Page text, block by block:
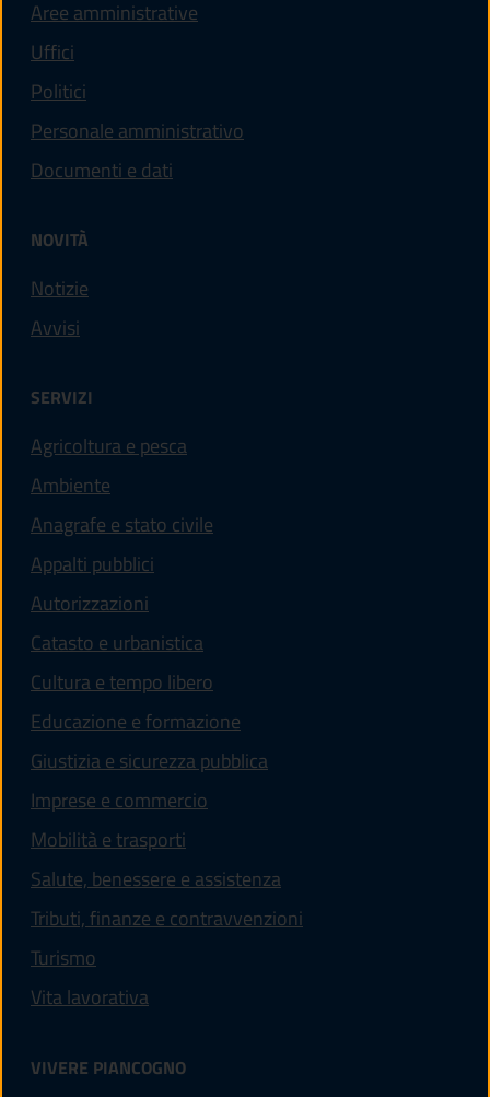
Aree amministrative
Uffici
Politici
Personale amministrativo
Documenti e dati
NOVITÀ
Notizie
Avvisi
SERVIZI
Agricoltura e pesca
Ambiente
Anagrafe e stato civile
Appalti pubblici
Autorizzazioni
Catasto e urbanistica
Cultura e tempo libero
Educazione e formazione
Giustizia e sicurezza pubblica
Imprese e commercio
Mobilità e trasporti
Salute, benessere e assistenza
Tributi, finanze e contravvenzioni
Turismo
Vita lavorativa
VIVERE PIANCOGNO